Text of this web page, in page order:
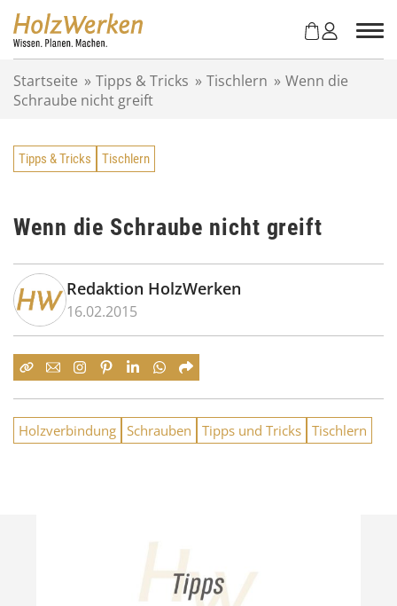
Startseite » Tipps & Tricks » Tischlern » Wenn die
Schraube nicht greift
Tipps & Tricks Tischlern
Wenn die Schraube nicht greift
Redaktion HolzWerken
16.02.2015
Holzverbindung Schrauben Tipps und Tricks Tischlern